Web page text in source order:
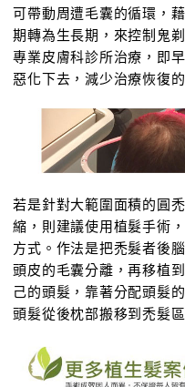
可帶動周遭毛囊的循環，
期轉為生長期，來控制鬼
專業皮膚科診所治療，即
惡化下去，減少治療恢復的
若是針對大範圍面積的圓
縮，則建議使用植髮手術
方式。作法是把禿髮者後
頭皮的毛囊分離，再移植
己的頭髮，靠著分配頭髮
頭髮從後枕部搬移到禿髮